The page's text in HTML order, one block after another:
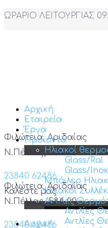
ΩΡΑΡΙΟ ΛΕΙΤΟΥΡΓΙΑΣ
Φιλώτεια, Αριδαίας
Ν.Πέλλας, 584 00
23840 62486
Καλέστε μας
Αρχική
Εταιρεία
Έργα
Προϊόντα
Ηλιακοί
Glass/Ral
Glass/Inox
Μπόιλερ
Ηλιακοί
Αντλίες
Αντλίες
Αντλίες
Φιλώτεια, Αριδαίας
Ν.Πέλλας, 584 00
23840 62486
Αρχική